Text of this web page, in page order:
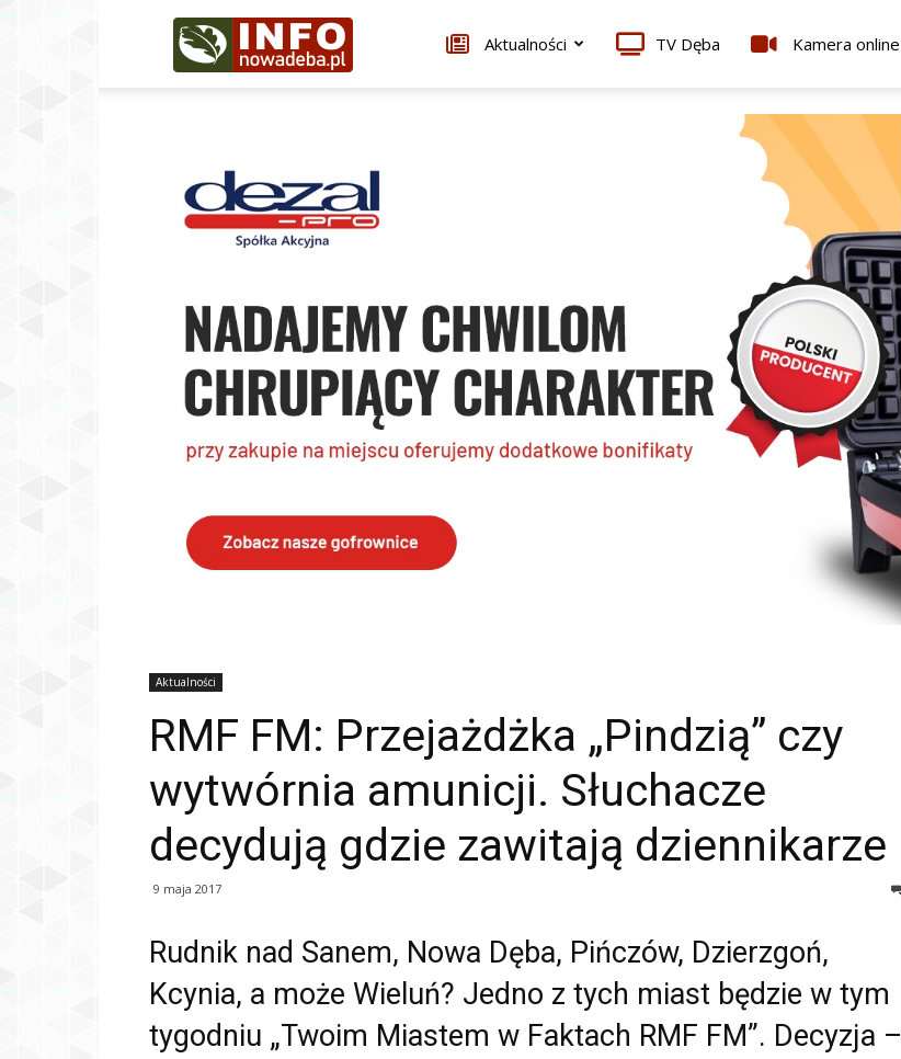
Infonowadeba.pl Aktualności TV Dęba Kamera online
Aktualności
RMF FM: Przejażdżka „Pindzią” czy
wytwórnia amunicji. Słuchacze
decydują gdzie zawitają dziennikarze
9 maja 2017
Rudnik nad Sanem, Nowa Dęba, Pińczów, Dzierzgoń,
Kcynia, a może Wieluń? Jedno z tych miast będzie w tym
tygodniu „Twoim Miastem w Faktach RMF FM”. Decyzja –